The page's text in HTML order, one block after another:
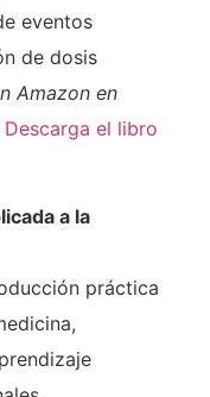
eventos
de dosis
Amazon en
Descarga el libro
a la
práctica